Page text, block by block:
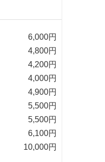
6,000円
4,800円
4,200円
4,000円
4,900円
5,500円
5,500円
6,100円
10,000円